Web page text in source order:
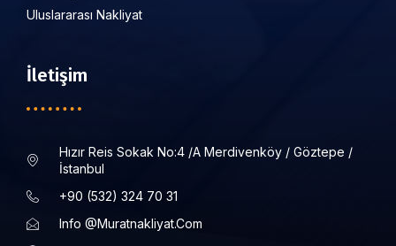
Uluslararası Nakliyat
İletişim
Hızır Reis Sokak No:4 /a Merdivenköy / Göztepe /
İstanbul
+90 (532) 324 70 31
Info @muratnakliyat.com